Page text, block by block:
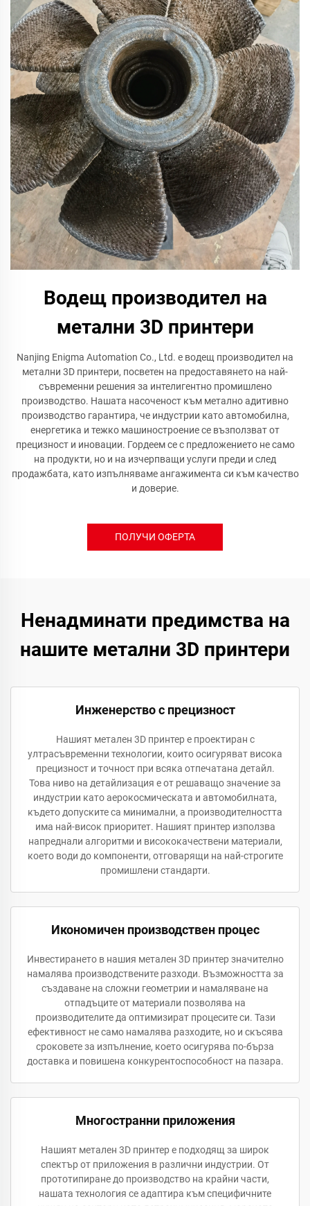
Водещ производител на
метални 3D принтери
Nanjing Enigma Automation Co., Ltd. е водещ производител на
метални 3D принтери, посветен на предоставянето на най-
съвременни решения за интелигентно промишлено
производство. Нашата насоченост към метално адитивно
производство гарантира, че индустрии като автомобилна,
енергетика и тежко машиностроение се възползват от
прецизност и иновации. Гордеем се с предложението не само
на продукти, но и на изчерпващи услуги преди и след
продажбата, като изпълняваме ангажимента си към качество
и доверие.
ПОЛУЧИ ОФЕРТА
Ненадминати предимства на
нашите метални 3D принтери
Инженерство с прецизност
Нашият метален 3D принтер е проектиран с
ултрасъвременни технологии, които осигуряват висока
прецизност и точност при всяка отпечатана детайл.
Това ниво на детайлизация е от решаващо значение за
индустрии като аерокосмическата и автомобилната,
където допуските са минимални, а производителността
има най-висок приоритет. Нашият принтер използва
напреднали алгоритми и висококачествени материали,
което води до компоненти, отговарящи на най-строгите
промишлени стандарти.
Икономичен производствен процес
Инвестирането в нашия метален 3D принтер значително
намалява производствените разходи. Възможността за
създаване на сложни геометрии и намаляване на
отпадъците от материали позволява на
производителите да оптимизират процесите си. Тази
ефективност не само намалява разходите, но и скъсява
сроковете за изпълнение, което осигурява по-бърза
доставка и повишена конкурентоспособност на пазара.
Многостранни приложения
Нашият метален 3D принтер е подходящ за широк
спектър от приложения в различни индустрии. От
прототипиране до производство на крайни части,
нашата технология се адаптира към специфичните